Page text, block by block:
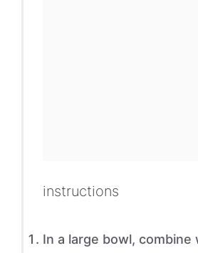
instructions
In a large bowl, combine